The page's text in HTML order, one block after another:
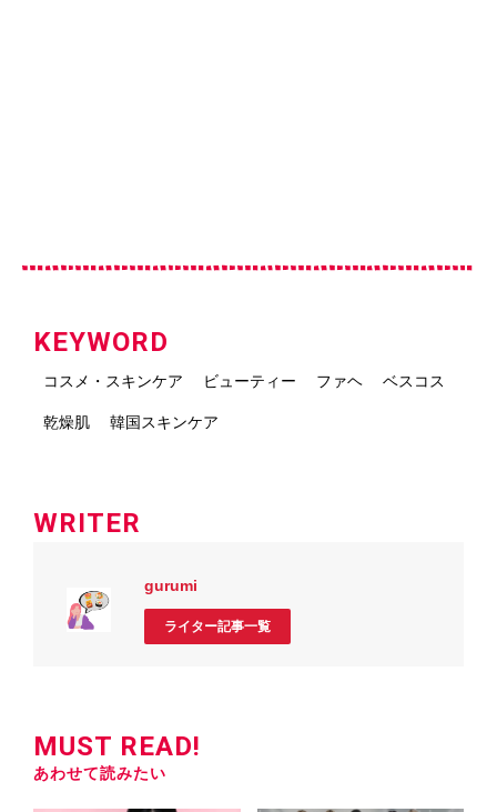
KEYWORD
コスメ・スキンケア ビューティー ファヘ ベスコス
乾燥肌 韓国スキンケア
WRITER
gurumi
ライター記事一覧
MUST READ!
あわせて読みたい